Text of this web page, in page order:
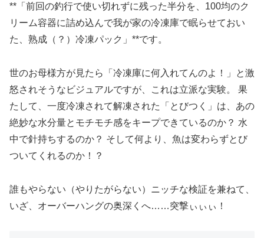
**「前回の釣行で使い切れずに残った半分を、100均のク
リーム容器に詰め込んで我が家の冷凍庫で眠らせておい
た、熟成（？）冷凍パック」**です。
世のお母様方が見たら「冷凍庫に何入れてんのよ！」と激
怒されそうなビジュアルですが、これは立派な実験。 果
たして、一度冷凍されて解凍された「とびつく」は、あの
絶妙な水分量とモチモチ感をキープできているのか？ 水
中で針持ちするのか？ そして何より、魚は変わらずとび
ついてくれるのか！？
誰もやらない（やりたがらない）ニッチな検証を兼ねて、
いざ、オーバーハングの奥深くへ……突撃ぃぃぃ！